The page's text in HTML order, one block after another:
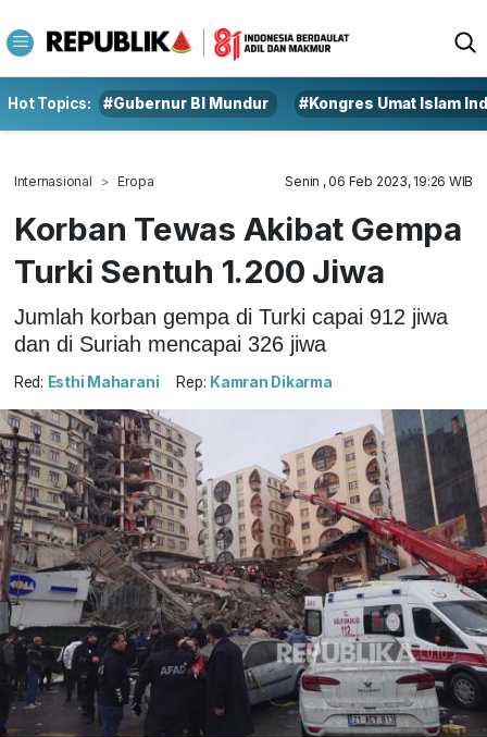
Hot Topics: #Gubernur BI Mundur #Kongres Umat Islam
Internasional Eropa Senin , 06 Feb 2023, 19:26 WIB
Korban Tewas Akibat Gempa
Turki Sentuh 1.200 Jiwa
Jumlah korban gempa di Turki capai 912 jiwa
dan di Suriah mencapai 326 jiwa
Red: Esthi Maharani Rep: Kamran Dikarma